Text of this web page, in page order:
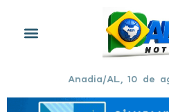
Anadia/AL, 10 de